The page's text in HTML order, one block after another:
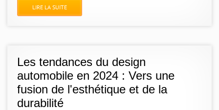
LIRE LA SUITE
Les tendances du design
automobile en 2024 : Vers une
fusion de l'esthétique et de la
durabilité